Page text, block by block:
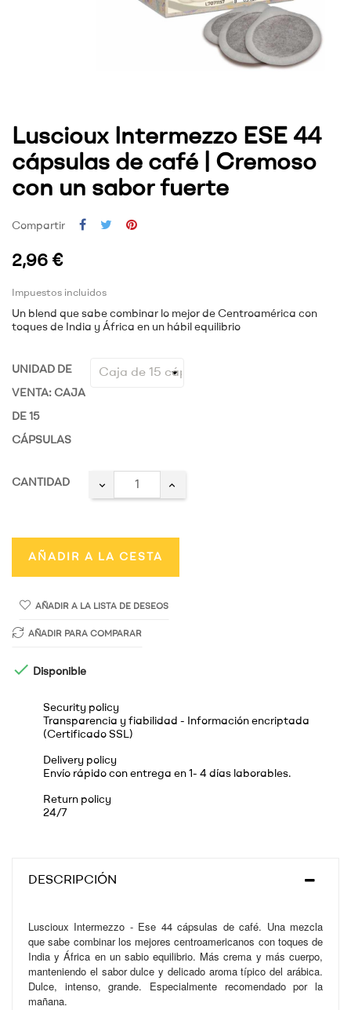
Luscioux Intermezzo ESE 44
cápsulas de café | Cremoso
con un sabor fuerte
Compartir
2,96 €
Impuestos incluidos
Un blend que sabe combinar lo mejor de Centroamérica con
toques de India y África en un hábil equilibrio
UNIDAD DE
VENTA: CAJA
DE 15
CÁPSULAS
CANTIDAD
AÑADIR A LA CESTA
AÑADIR A LA LISTA DE DESEOS
AÑADIR PARA COMPARAR
 Disponible
Security policy
Transparencia y fiabilidad - Información encriptada
(Certificado SSL)
Delivery policy
Envío rápido con entrega en 1- 4 días laborables.
Return policy
24/7
DESCRIPCIÓN
Luscioux Intermezzo - Ese 44 cápsulas de café. Una mezcla
que sabe combinar los mejores centroamericanos con toques de
India y África en un sabio equilibrio. Más crema y más cuerpo,
manteniendo el sabor dulce y delicado aroma típico del arábica.
Dulce, intenso, grande. Especialmente recomendado por la
mañana.